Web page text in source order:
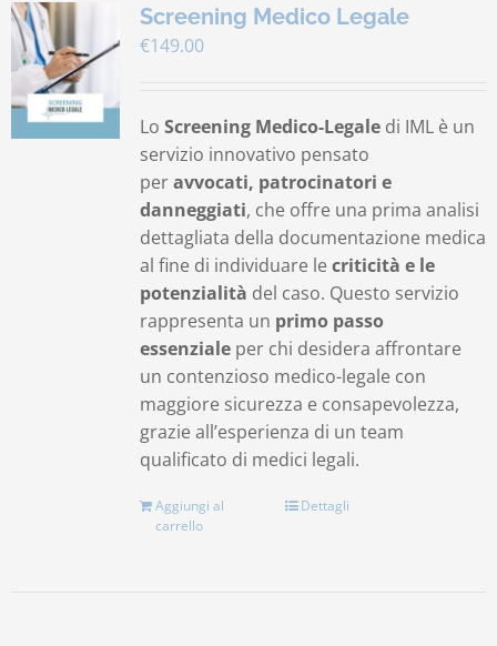
Screening Medico Legale
€149.00
Lo Screening Medico-Legaledi IML è un
servizio innovativo pensato
peravvocati, patrocinatori e
danneggiati, che offre una prima analisi
dettagliata della documentazione medica
al fine di individuare le criticità e le
potenzialità del caso. Questo servizio
rappresenta un primo passo
essenzialeper chi desidera affrontare
un contenzioso medico-legale con
maggiore sicurezza e consapevolezza,
grazie all’esperienza di un team
qualificato di medici legali.
Aggiungi al
carrello
Dettagli